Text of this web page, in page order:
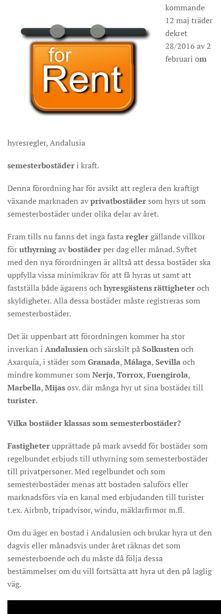
hyresregler, Andalusia
kommande
12 maj träder
dekret
28/2016 av 2
februari om
semesterbostäderi kraft.
Denna förordning har för avsikt att reglera den kraftigt
växande marknaden avprivatbostäder som hyrs ut som
semesterbostäder under olika delar av året.
Fram tills nu fanns det inga fastareglergällande villkor
föruthyrningavbostäderper dag eller månad. Syftet
med den nya förordningen är alltså att dessa bostäder ska
uppfylla vissa minimikrav för att få hyras ut samt att
fastställa både ägarens ochhyresgästensrättigheteroch
skyldigheter. Alla dessa bostäder måste registreras som
semesterbostäder.
Det är uppenbart att förordningen kommer ha stor
inverkan i Andalusienoch särskilt påSolkustenoch
Axarquía, i städer somGranada,Málaga,Sevillaoch
mindre kommuner somNerja,Torrox,Fuengirola,
Marbella,Mijasosv. där många hyr ut sina bostäder till
turister.
Vilka bostäder klassas som semesterbostäder?
Fastigheterupprättade på mark avsedd för bostäder som
regelbundet erbjuds till uthyrning som semesterbostäder
till privatpersoner. Med regelbundet och som
semesterbostäder menas att bostaden saluförs eller
marknadsförs via en kanal med erbjudanden till turister
t.ex. Airbnb, tripadvisor, windu, mäklarfirmor m.fl.
Om du äger en bostad i Andalusien och brukar hyra ut den
dagvis eller månadsvis under året räknas det som
semesterboende och du måste då följa dessa
bestämmelser om du vill fortsätta att hyra ut den på laglig
väg.